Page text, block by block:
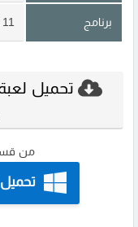
برنامج
من
تحميل